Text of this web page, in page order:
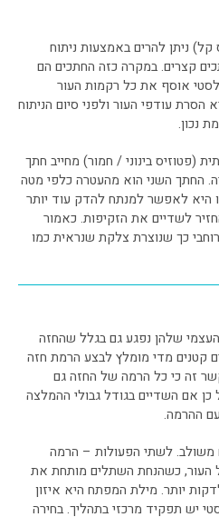
ניתן להרים באמצעות ניתוח
קצרים. במקרה כזה החתכים הם
אוסף את כל רקמות העור
הסרת עודפי העור ולפני סיום הניתוח
נכון.
(פטוזיס בינוני / חמור) מחייב חתך
החתך השני הוא מהעטרה כלפי מטה
לאפשר למנתח להדק עוד יותר
לשדיים את הזקיפות. כאמור
כך שנוצרת צלקת שנראית כמו
העצמי שלהן נפגע גם בגלל שהחזה
קטנים מדי מומלץ לבצע הרמת חזה
זה כי כל הרמה של החזה גם
כן אם השדיים בגודל גבולי ההמלצה
ההרמה.
משולב. לשתי הפעולות – הרמה
העור, כשהנחת השתלים מותחת את
יותר. מילת המפתח היא איזון
יש תפקיד מרכזי בתהליך. בחירה